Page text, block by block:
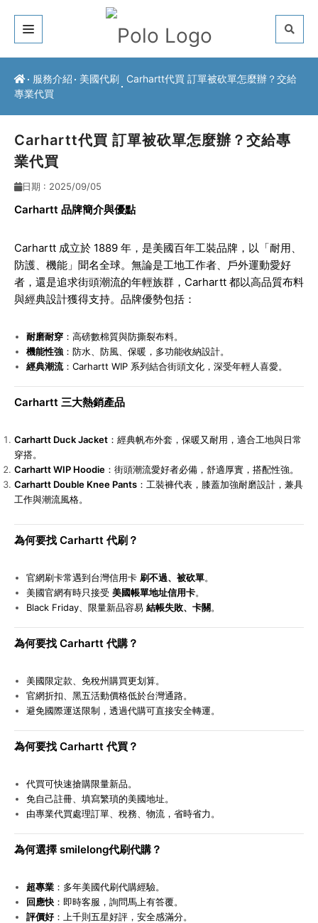
關於我們
服務介紹
常見問題
最新公告
服務介紹 美國代刷
Carhartt代買 訂單被砍單怎麼辦？交給
專業代買
Carhartt代買 訂單被砍單怎麼辦？交給專
業代買
日期 : 2025/09/05
Carhartt 品牌簡介與優點
Carhartt 成立於 1889 年，是美國百年工裝品牌，以「耐用、
防護、機能」聞名全球。無論是工地工作者、戶外運動愛好
者，還是追求街頭潮流的年輕族群，Carhartt 都以高品質布料
與經典設計獲得支持。品牌優勢包括：
耐磨耐穿：高磅數棉質與防撕裂布料。
機能性強：防水、防風、保暖，多功能收納設計。
經典潮流：Carhartt WIP 系列結合街頭文化，深受年輕人喜愛。
Carhartt 三大熱銷產品
Carhartt Duck Jacket ：經典帆布外套，保暖又耐用，適合工地與日常
穿搭。
Carhartt WIP Hoodie ：街頭潮流愛好者必備，舒適厚實，搭配性強。
Carhartt Double Knee Pants ：工裝褲代表，膝蓋加強耐磨設計，兼具
工作與潮流風格。
為何要找 Carhartt 代刷？
官網刷卡常遇到台灣信用卡 刷不過、被砍單。
美國官網有時只接受 美國帳單地址信用卡。
Black Friday、限量新品容易 結帳失敗、卡關。
為何要找 Carhartt 代購？
美國限定款、免稅州購買更划算。
官網折扣、黑五活動價格低於台灣通路。
避免國際運送限制，透過代購可直接安全轉運。
為何要找 Carhartt 代買？
代買可快速搶購限量新品。
免自己註冊、填寫繁瑣的美國地址。
由專業代買處理訂單、稅務、物流，省時省力。
為何選擇 smilelong代刷代購？
超專業：多年美國代刷代購經驗。
回應快：即時客服，詢問馬上有答覆。
評價好：上千則五星好評，安全感滿分。